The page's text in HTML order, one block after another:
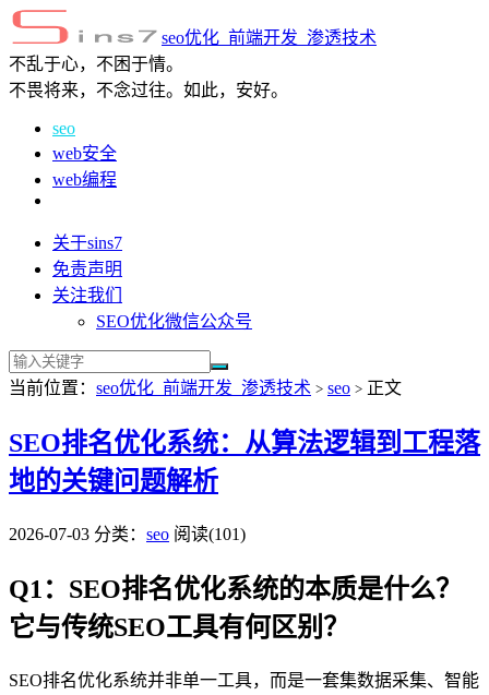
seo优化_前端开发_渗透技术
不乱于心，不困于情。
不畏将来，不念过往。如此，安好。
seo
web安全
web编程
关于sins7
免责声明
关注我们
SEO优化微信公众号
当前位置： seo优化_前端开发_渗透技术 > seo > 正文
SEO排名优化系统：从算法逻辑到工程落
地的关键问题解析
2026-07-03 分类： seo 阅读(101)
Q1：SEO排名优化系统的本质是什么？
它与传统SEO工具有何区别？
SEO排名优化系统并非单一工具，而是一套集数据采集、智能